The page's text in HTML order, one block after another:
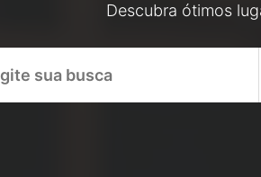
Descubra ótimos